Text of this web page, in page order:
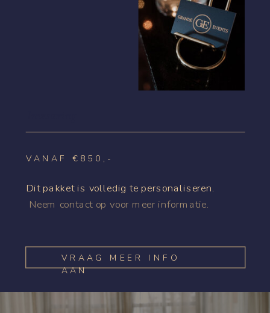
Dit pakket is volledig te personaliseren.
Neem contact op voor meer informatie.
VANAF €850,-
VRAAG MEER INFO
AAN